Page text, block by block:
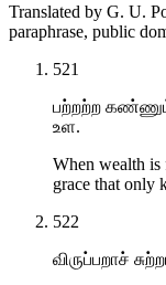
Translated by G. U.
paraphrase, public
521
பற்றற்ற
உள.
When wealth
grace that only
522
விருப்பறாச்